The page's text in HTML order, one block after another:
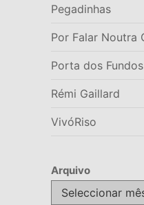
Pegadinhas
Por Falar Noutra
Porta dos Fundos
Rémi Gaillard
VivóRiso
Arquivo
Arquivo